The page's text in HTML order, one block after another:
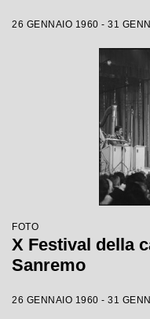
26 GENNAIO 1960 - 31
FOTO
X Festival della
Sanremo
26 GENNAIO 1960 - 31